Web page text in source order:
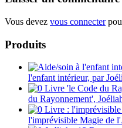
Vous devez vous connecter
Produits
l'enfant intérieur, par
du Rayonnement',
l'imprévisible Magie de